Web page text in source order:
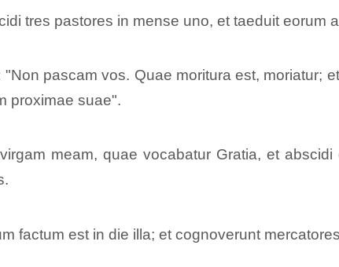
tres pastores in mense uno, et taeduit eorum
"Non pascam vos. Quae moritura est, moriatur;
proximae suae".
meam, quae vocabatur Gratia, et
factum est in die illa; et cognoverunt